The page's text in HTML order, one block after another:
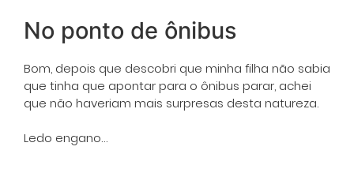
No ponto de ônibus
Bom, depois que descobri que minha filha não sabia
que tinha que apontar para o ônibus parar, achei
que não haveriam mais surpresas desta natureza.
Ledo engano…